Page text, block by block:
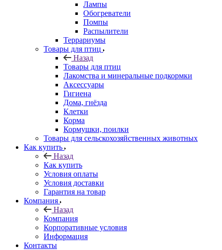
Лампы
Обогреватели
Помпы
Распылители
Террариумы
Товары для птиц
Назад
Товары для птиц
Лакомства и минеральные подкормки
Аксессуары
Гигиена
Дома, гнёзда
Клетки
Корма
Кормушки, поилки
Товары для сельскохозяйственных животных
Как купить
Назад
Как купить
Условия оплаты
Условия доставки
Гарантия на товар
Компания
Назад
Компания
Корпоративные условия
Информация
Контакты